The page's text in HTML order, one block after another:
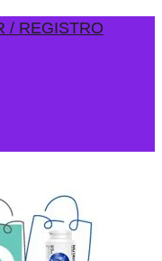
/ REGISTRO